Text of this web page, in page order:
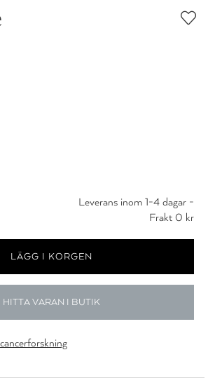
Leverans inom 1-4 dagar -
Frakt 0 kr
HITTA VARAN I BUTIK